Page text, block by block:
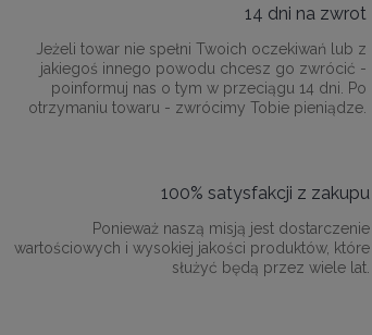
14 dni na zwrot
Jeżeli towar nie spełni Twoich oczekiwań lub z
jakiegoś innego powodu chcesz go zwrócić -
poinformuj nas o tym w przeciągu 14 dni. Po
otrzymaniu towaru - zwrócimy Tobie pieniądze.
100% satysfakcji z zakupu
Ponieważ naszą misją jest dostarczenie
wartościowych i wysokiej jakości produktów, które
służyć będą przez wiele lat.